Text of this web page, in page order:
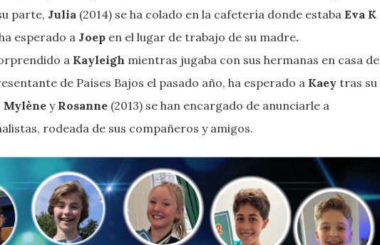
parte, Julia (2014) se ha colado en la cafetería donde estaba Eva K
esperado a Joep en el lugar de trabajo de su madre.
a Kayleigh mientras jugaba con sus hermanas en casa de
de Países Bajos el pasado año, ha esperado a Kaey tras su
Mylène y Rosanne (2013) se han encargado de anunciarle a
rodeada de sus compañeros y amigos.